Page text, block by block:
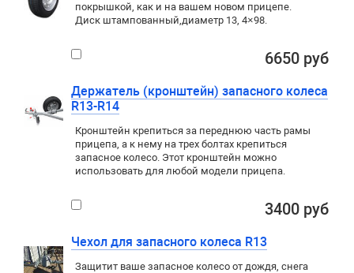
покрышкой,как и на вашем новом прицепе.
Диск штампованный,диаметр 13, 4×98.
6650 руб
Держатель (кронштейн) запасного колеса
R13-R14
Кронштейн крепиться за переднюю часть рамы
прицепа, а к нему на трех болтах крепиться
запасное колесо. Этот кронштейн можно
использовать для любой модели прицепа.
3400 руб
Чехол для запасного колеса R13
Защитит ваше запасное колесо от дождя, снега